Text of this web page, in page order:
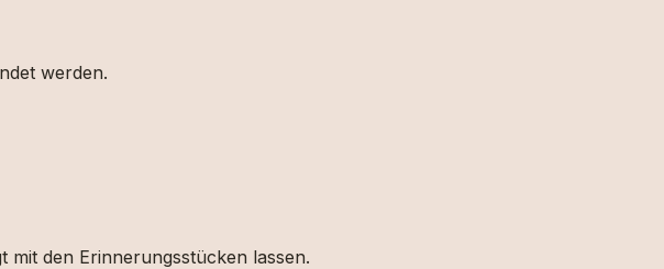
werden.
den Erinnerungsstücken lassen.